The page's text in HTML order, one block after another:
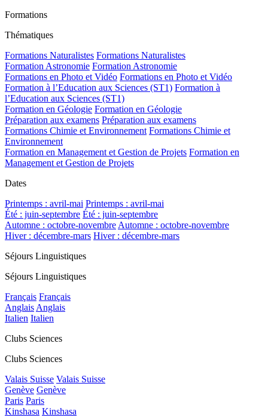
Formations
Thématiques
Formations Naturalistes Formations Naturalistes
Formation Astronomie Formation Astronomie
Formations en Photo et Vidéo Formations en Photo et Vidéo
Formation à l’Education aux Sciences (ST1) Formation à
l’Education aux Sciences (ST1)
Formation en Géologie Formation en Géologie
Préparation aux examens Préparation aux examens
Formations Chimie et Environnement Formations Chimie et
Environnement
Formation en Management et Gestion de Projets Formation en
Management et Gestion de Projets
Dates
Printemps : avril-mai Printemps : avril-mai
Été : juin-septembre Été : juin-septembre
Automne : octobre-novembre Automne : octobre-novembre
Hiver : décembre-mars Hiver : décembre-mars
Séjours Linguistiques
Séjours Linguistiques
Français Français
Anglais Anglais
Italien Italien
Clubs Sciences
Clubs Sciences
Valais Suisse Valais Suisse
Genève Genève
Paris Paris
Kinshasa Kinshasa